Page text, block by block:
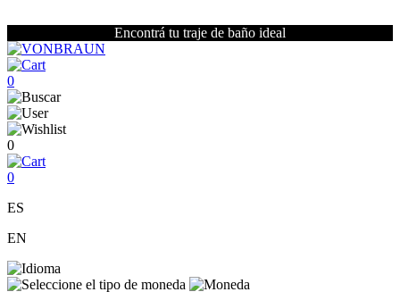
Encontrá tu traje de baño ideal
0
0
0
ES
EN